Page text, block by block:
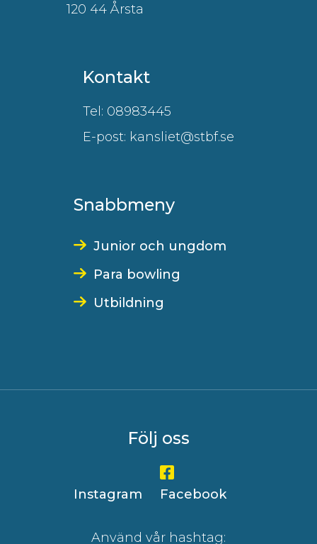
120 44 Årsta
Kontakt
Tel: 08983445
E-post: kansliet@stbf.se
Snabbmeny
Junior och ungdom
Para bowling
Utbildning
Följ oss
Instagram Facebook
Använd vår hashtag: